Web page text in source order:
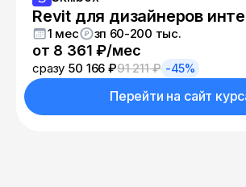
Revit для дизайнеров
1 мес зп 60-200 тыс.
от 8 361 ₽/мес
сразу 50 166 ₽91 211 ₽ -45%
Перейти на сайт